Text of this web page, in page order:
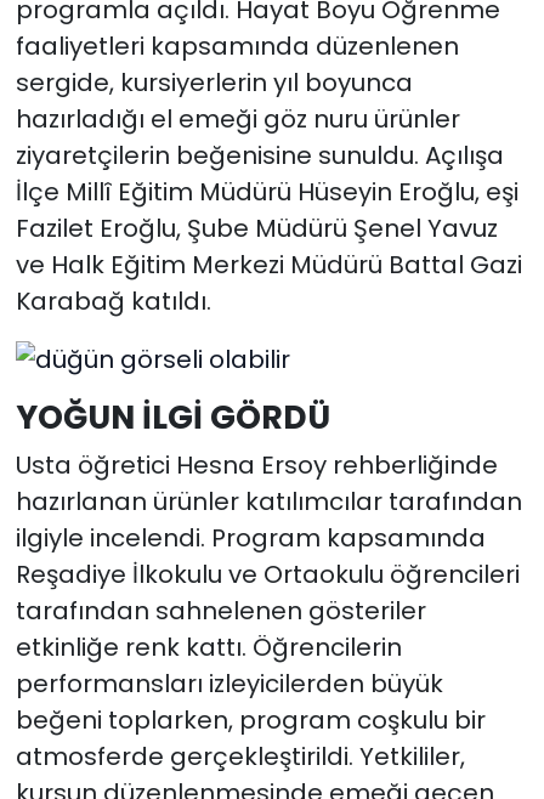
programla açıldı. Hayat Boyu Öğrenme
faaliyetleri kapsamında düzenlenen
sergide, kursiyerlerin yıl boyunca
hazırladığı el emeği göz nuru ürünler
ziyaretçilerin beğenisine sunuldu. Açılışa
İlçe Millî Eğitim Müdürü Hüseyin Eroğlu, eşi
Fazilet Eroğlu, Şube Müdürü Şenel Yavuz
ve Halk Eğitim Merkezi Müdürü Battal Gazi
Karabağ katıldı.
YOĞUN İLGİ GÖRDÜ
Usta öğretici Hesna Ersoy rehberliğinde
hazırlanan ürünler katılımcılar tarafından
ilgiyle incelendi. Program kapsamında
Reşadiye İlkokulu ve Ortaokulu öğrencileri
tarafından sahnelenen gösteriler
etkinliğe renk kattı. Öğrencilerin
performansları izleyicilerden büyük
beğeni toplarken, program coşkulu bir
atmosferde gerçekleştirildi. Yetkililer,